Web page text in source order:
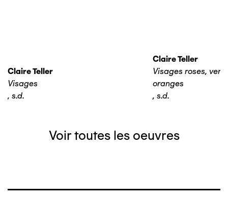
Claire Teller
Visages
, s.d.
Claire Teller
Visages roses,
oranges
, s.d.
Voir toutes les oeuvres